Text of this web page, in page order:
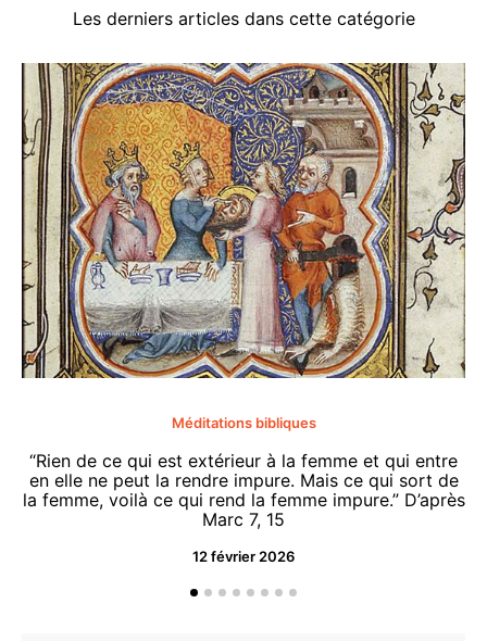
Les derniers articles dans cette catégorie
Méditations bibliques
“Rien de ce qui est extérieur à la femme et qui entre
en elle ne peut la rendre impure. Mais ce qui sort de
la femme, voilà ce qui rend la femme impure.” D’après
Marc 7, 15
12 février 2026